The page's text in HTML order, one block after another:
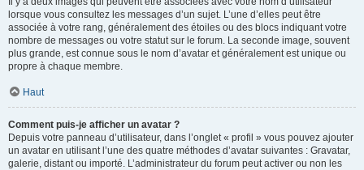
lorsque vous consultez les messages d’un sujet. L’une d’elles peut être
associée à votre rang, généralement des étoiles ou des blocs indiquant votre
nombre de messages ou votre statut sur le forum. La seconde image, souvent
plus grande, est connue sous le nom d’avatar et généralement est unique ou
propre à chaque membre.
Haut
Comment puis-je afficher un avatar ?
Depuis votre panneau d’utilisateur, dans l’onglet « profil » vous pouvez ajouter
un avatar en utilisant l’une des quatre méthodes d’avatar suivantes : Gravatar,
galerie, distant ou importé. L’administrateur du forum peut activer ou non les